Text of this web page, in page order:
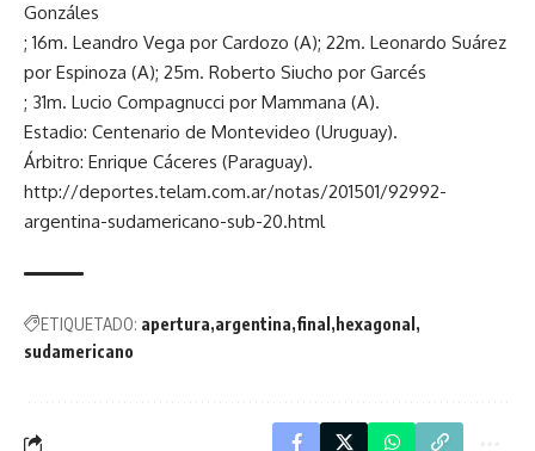
Gonzáles
; 16m. Leandro Vega por Cardozo (A); 22m. Leonardo Suárez
por Espinoza (A); 25m. Roberto Siucho por Garcés
; 31m. Lucio Compagnucci por Mammana (A).
Estadio: Centenario de Montevideo (Uruguay).
Árbitro: Enrique Cáceres (Paraguay).
http://deportes.telam.com.ar/notas/201501/92992-
argentina-sudamericano-sub-20.html
ETIQUETADO: apertura argentina final
hexagonal
sudamericano